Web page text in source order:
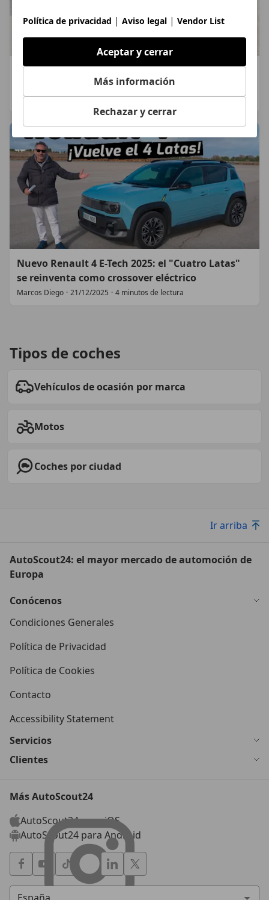
Política de privacidad | Aviso legal | Vendor List
Aceptar y cerrar
Más información
Rechazar y cerrar
Nuevo Renault 4 E-Tech eléctrico Plein Sud:
Vuelve el 4 latas descapotable
Dani Cuadrado · 18/06/2026 · 6 minutos de lectura
Nuevo Renault 4 E-Tech 2025: el "Cuatro Latas"
se reinventa como crossover eléctrico
Marcos Diego · 21/12/2025 · 4 minutos de lectura
Tipos de coches
Vehículos de ocasión por marca
Motos
Coches por ciudad
Ir arriba
AutoScout24: el mayor mercado de automoción de
Europa
Conócenos
Condiciones Generales
Política de Privacidad
Política de Cookies
Contacto
Accessibility Statement
Servicios
Clientes
Más AutoScout24
AutoScout24 para iOS
AutoScout24 para Android